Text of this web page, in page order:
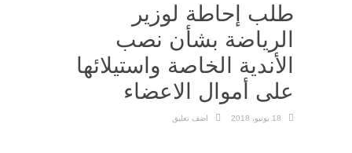
طلب إحاطة لوزير
الرياضة بشأن نصب
الأندية الخاصة واستيلائها
على أموال الاعضاء
18 يونيو، 2018 اضف تعليق